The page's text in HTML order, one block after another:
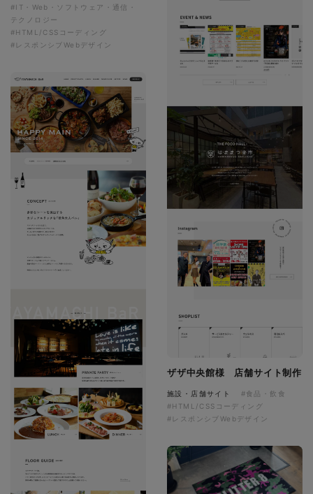
#IT・Web・ソフトウェア・通信・
テクノロジー
#HTML/CSSコーディング
#レスポンシブWebデザイン
ザザ中央館様 店舗サイト制作
施設・店舗サイト
#食品・飲食
#HTML/CSSコーディング
#レスポンシブWebデザイン